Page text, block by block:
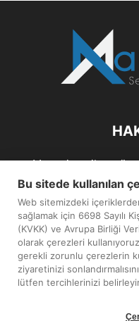
Maramiro; siber
alanlarıın sağlıklı
ilgili güncel haber ve
İletişim:
BIZI
Bu sitede kullanılan
Web sitemizdeki
sağlamak için 6698 Sayılı
(KVKK) ve Avrupa Birliği
olarak çerezleri
gerekli zorunlu çerezlerin
ziyaretinizi
lütfen tercihlerinizi